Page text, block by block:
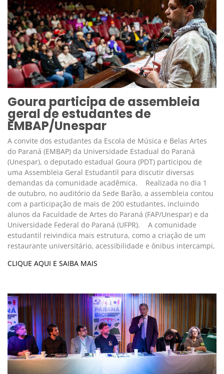
Goura participa de assembleia
geral de estudantes de
EMBAP/Unespar
A convite dos estudantes da Escola de Música e Belas Artes
do Paraná (EMBAP) da Universidade Estadual do Paraná
(Unespar), o deputado estadual Goura (PDT) participou de
uma Assembleia Geral Estudantil para discutir diversas
demandas da comunidade acadêmica. Realizada no dia 1
de outubro, no auditório da Sede Barão, a assembleia contou
com a participação de mais de 200 estudantes, incluindo
alunos da Faculdade de Artes do Paraná (FAP/Unespar) e da
Universidade Federal do Paraná (UFPR). A comunidade
estudantil reivindica mais estrutura, como a criação de um
restaurante universitário, acessibilidade e ônibus intercampi,
CLIQUE AQUI E SAIBA MAIS